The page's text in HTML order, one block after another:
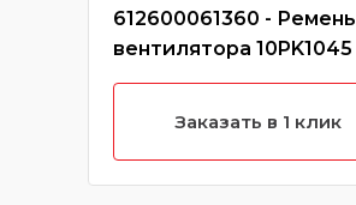
612600061360 - Ремень
вентилятора 10PK1045
Заказать в 1 клик